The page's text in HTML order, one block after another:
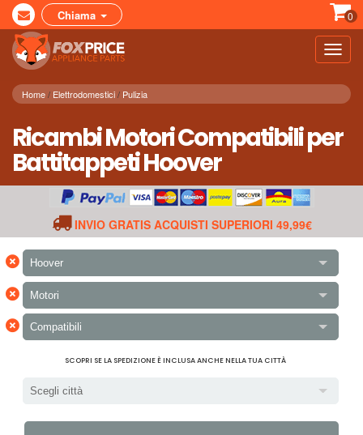
Chiama 0
Home Elettrodomestici Pulizia
Ricambi Motori Compatibili per
Battitappeti Hoover
INVIO GRATIS ACQUISTI SUPERIORI 49,99€
× Hoover
× Motori
× Compatibili
SCOPRI SE LA SPEDIZIONE È INCLUSA ANCHE NELLA TUA CITTÀ
Scegli città